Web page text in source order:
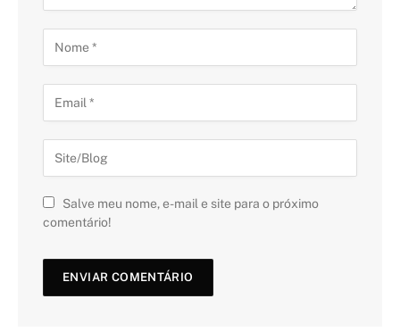
Salve meu nome, e-mail e site para o próximo
comentário!